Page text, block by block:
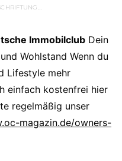
Immobilclub Dein
Wohlstand Wenn du
Lifestyle mehr
einfach kostenfrei hier
regelmäßig unser
magazin.de/owners-